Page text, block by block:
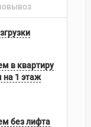
в квартиру
на 1 этаж
без лифта